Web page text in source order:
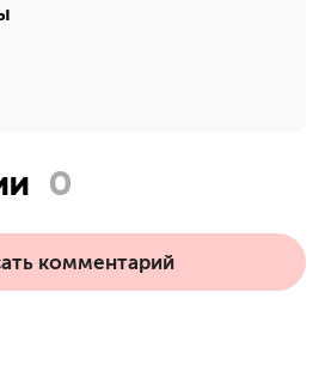
0
комментарий